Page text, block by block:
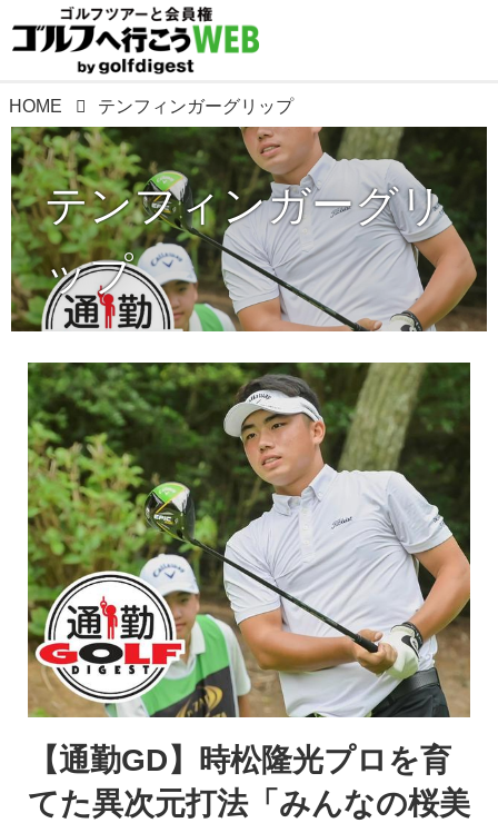
HOME テンフィンガーグリップ
テンフィンガーグリ
ップ
【通勤GD】時松隆光プロを育
てた異次元打法「みんなの桜美